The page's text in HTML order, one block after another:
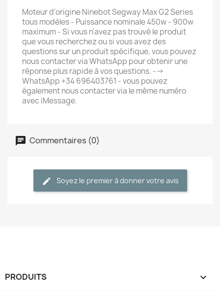
Moteur d'origine Ninebot Segway Max G2 Series
tous modèles - Puissance nominale 450w - 900w
maximum - Si vous n'avez pas trouvé le produit
que vous recherchez ou si vous avez des
questions sur un produit spécifique, vous pouvez
nous contacter via WhatsApp pour obtenir une
réponse plus rapide à vos questions. -->
WhatsApp +34 696403761 - vous pouvez
également nous contacter via le même numéro
avec iMessage.
Commentaires (0)
Soyez le premier à donner votre avis
PRODUITS 